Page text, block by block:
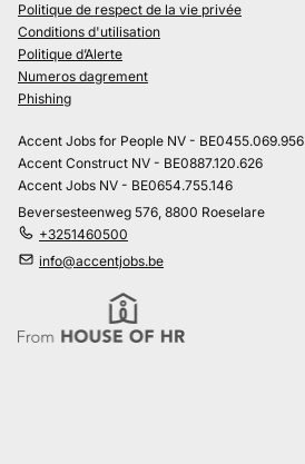
Politique de respect de la vie privée
Conditions d'utilisation
Politique d’Alerte
Numeros dagrement
Phishing
Accent Jobs for People NV - BE0455.069.956
Accent Construct NV - BE0887.120.626
Accent Jobs NV - BE0654.755.146
Beversesteenweg 576, 8800 Roeselare
+3251460500
info@accentjobs.be